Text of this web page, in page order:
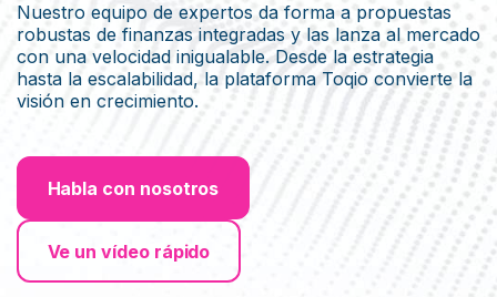
Nuestro equipo de expertos da forma a propuestas
robustas de finanzas integradas y las lanza al mercado
con una velocidad inigualable. Desde la estrategia
hasta la escalabilidad, la plataforma Toqio convierte la
visión en crecimiento.
Habla con nosotros
Ve un vídeo rápido